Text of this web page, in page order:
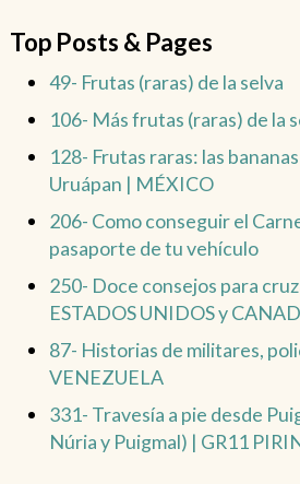
Top Posts & Pages
49- Frutas (raras) de la selva
106- Más frutas (raras) de la
128- Frutas raras: las
Uruápan | MÉXICO
206- Como conseguir el
pasaporte de tu vehículo
250- Doce consejos para
ESTADOS UNIDOS y
87- Historias de militares,
VENEZUELA
331- Travesía a pie desde
Núria y Puigmal) | GR11